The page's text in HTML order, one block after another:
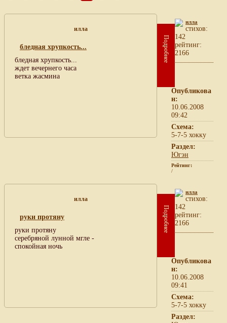
илла
бледная хрупкость...
бледная хрупкость...
ждет вечернего часа
ветка жасмина
Подробнее
илла
cтихов:
142
рейтинг:
2166
Опубликова
н:
10.06.2008
09:42
Схема:
5-7-5 хокку
Раздел:
Югэн
Рейтинг:
/
илла
руки протяну
руки протяну
серебряной лунной мгле -
спокойная ночь
Подробнее
илла
cтихов:
142
рейтинг:
2166
Опубликова
н:
10.06.2008
09:41
Схема:
5-7-5 хокку
Раздел: